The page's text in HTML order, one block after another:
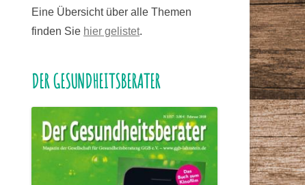
Eine Übersicht über alle Themen
finden Sie hier gelistet.
DER GESUNDHEITSBERATER